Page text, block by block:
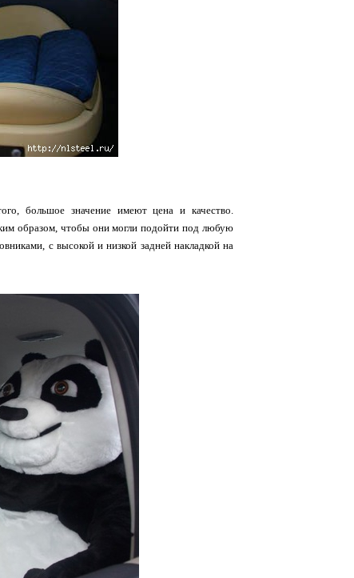
большое значение имеют цена и качество.
образом, чтобы они могли подойти под любую
с высокой и низкой задней накладкой на